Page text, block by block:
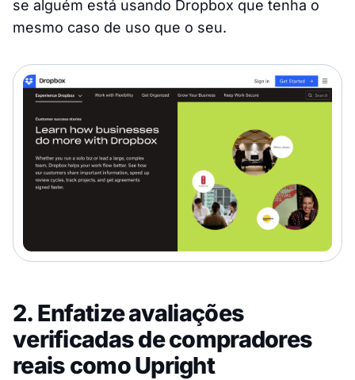
se alguém está usando Dropbox que tenha o
mesmo caso de uso que o seu.
2. Enfatize avaliações
verificadas de compradores
reais como Upright